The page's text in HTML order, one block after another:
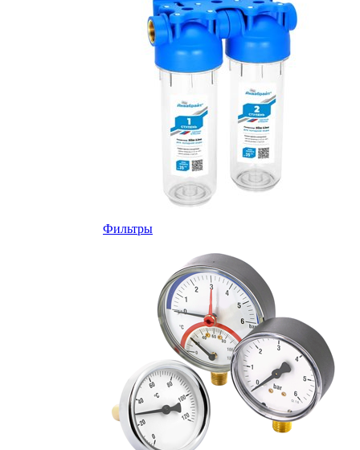
Фильтры